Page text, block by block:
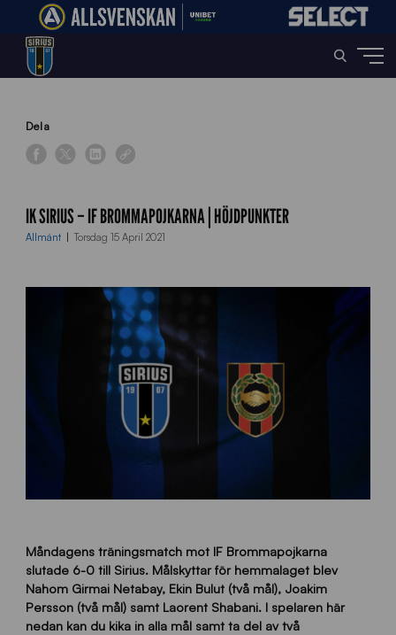
Home»
Dela
IK SIRIUS – IF BROMMAPOJKARNA | HÖJDPUNKTER
Allmänt Torsdag 15 April 2021
Måndagens träningsmatch mot IF Brommapojkarna
slutade 6-0 till Sirius. Målskyttar för hemmalaget blev
Nahom Girmai Netabay, Ekin Bulut (två mål), Joakim
Persson (två mål) samt Laorent Shabani. I spelaren här
nedan kan du kika in alla mål samt ta del av två